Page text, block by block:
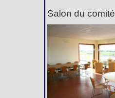
Salon du comité